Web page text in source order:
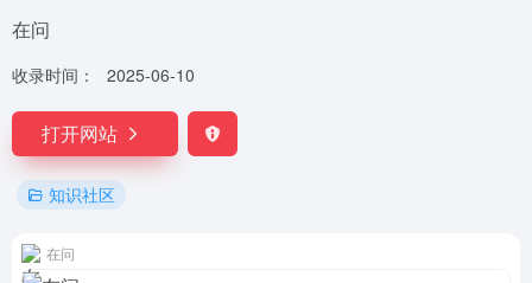
在问
收录时间： 2025-06-10
打开网站
知识社区
在问